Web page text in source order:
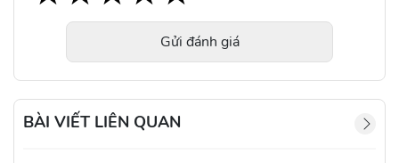
Gửi đánh giá
BÀI VIẾT LIÊN QUAN